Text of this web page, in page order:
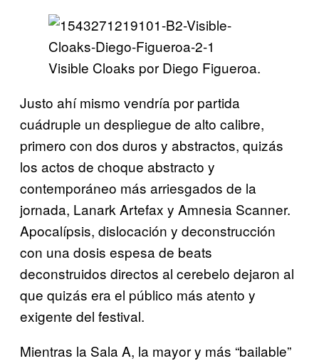
Visible Cloaks por Diego Figueroa.
Justo ahí mismo vendría por partida
cuádruple un despliegue de alto calibre,
primero con dos duros y abstractos, quizás
los actos de choque abstracto y
contemporáneo más arriesgados de la
jornada, Lanark Artefax y Amnesia Scanner.
Apocalípsis, dislocación y deconstrucción
con una dosis espesa de beats
deconstruidos directos al cerebelo dejaron al
que quizás era el público más atento y
exigente del festival.
Mientras la Sala A, la mayor y más “bailable”